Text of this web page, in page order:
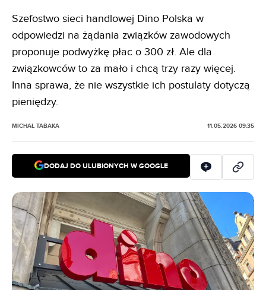
Szefostwo sieci handlowej Dino Polska w
odpowiedzi na żądania związków zawodowych
proponuje podwyżkę płac o 300 zł. Ale dla
związkowców to za mało i chcą trzy razy więcej.
Inna sprawa, że nie wszystkie ich postulaty dotyczą
pieniędzy.
MICHAŁ TABAKA 11.05.2026 09:35
DODAJ DO ULUBIONYCH W GOOGLE